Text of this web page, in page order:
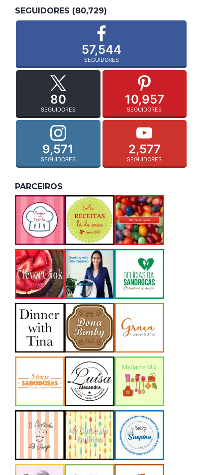
SEGUIDORES (80,729)
57,544
SEGUIDORES
80
SEGUIDORES
10,957
SEGUIDORES
9,571
SEGUIDORES
2,577
SEGUIDORES
PARCEIROS